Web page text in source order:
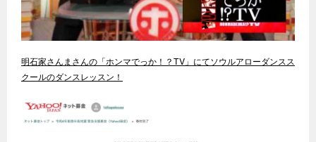
明石家さんまさんの「ホンマでっか！？TV」にてソウルアローダンスス
クールのダンスレッスン！